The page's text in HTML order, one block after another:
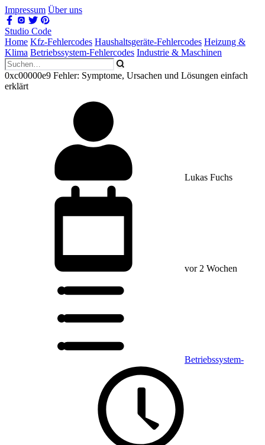
Impressum Über uns
Studio Code
Home Kfz-Fehlercodes Haushaltsgeräte-Fehlercodes Heizung &
Klima Betriebssystem-Fehlercodes Industrie & Maschinen
0xc00000e9 Fehler: Symptome, Ursachen und Lösungen einfach
erklärt
Lukas Fuchs
vor 2 Wochen
Betriebssystem-